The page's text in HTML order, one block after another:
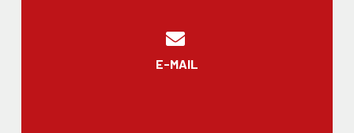
E-MAIL